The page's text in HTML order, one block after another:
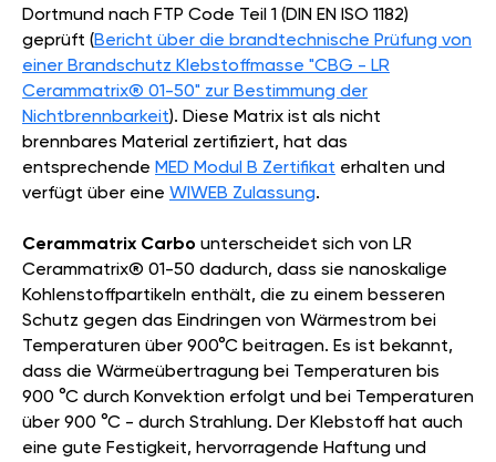
Dortmund nach FTP Code Teil 1 (DIN EN ISO 1182)
geprüft (Bericht über die brandtechnische Prüfung von
einer Brandschutz Klebstoffmasse "CBG - LR
Cerammatrix® 01-50" zur Bestimmung der
Nichtbrennbarkeit). Diese Matrix ist als nicht
brennbares Material zertifiziert, hat das
entsprechende MED Modul B Zertifikat erhalten und
verfügt über eine WIWEB Zulassung.
Cerammatrix Carbo unterscheidet sich von LR
Cerammatrix® 01-50 dadurch, dass sie nanoskalige
Kohlenstoffpartikeln enthält, die zu einem besseren
Schutz gegen das Eindringen von Wärmestrom bei
Temperaturen über 900°C beitragen. Es ist bekannt,
dass die Wärmeübertragung bei Temperaturen bis
900 °C durch Konvektion erfolgt und bei Temperaturen
über 900 °C - durch Strahlung. Der Klebstoff hat auch
eine gute Festigkeit, hervorragende Haftung und